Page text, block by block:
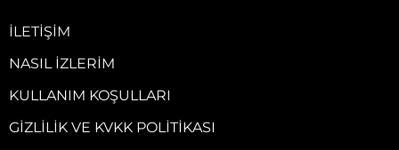
İLETIŞIM
NASIL İZLERIM
KULLANIM KOŞULLARI
GIZLILIK VE KVKK POLITIKASI